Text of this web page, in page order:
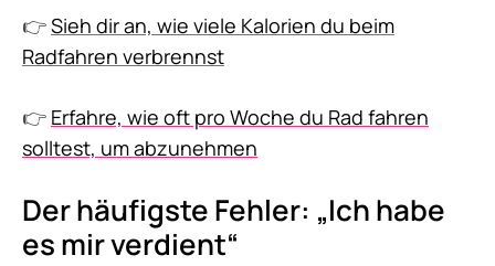
👉Sieh dir an, wie viele Kalorien du beim
Radfahren verbrennst
👉 Erfahre, wie oft pro Woche du Rad fahren
solltest, um abzunehmen
Der häufigste Fehler: „Ich habe
es mir verdient“